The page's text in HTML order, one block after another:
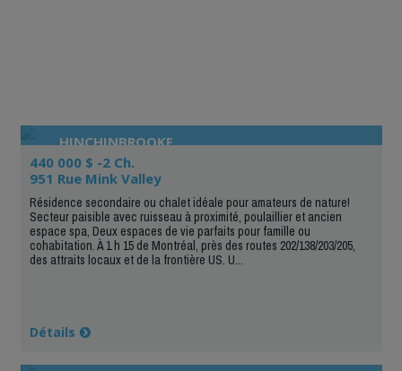
HINCHINBROOKE
440 000 $ -2 Ch.
951 Rue Mink Valley
Résidence secondaire ou chalet idéale pour amateurs de nature!
Secteur paisible avec ruisseau à proximité, poulaillier et ancien
espace spa, Deux espaces de vie parfaits pour famille ou
cohabitation. À 1 h 15 de Montréal, près des routes 202/138/203/205,
des attraits locaux et de la frontière US. U...
Détails